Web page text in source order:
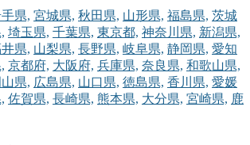
県, 宮城県, 秋田県, 山形県, 福島県, 茨城
埼玉県, 千葉県, 東京都, 神奈川県, 新潟県,
県, 山梨県, 長野県, 岐阜県, 静岡県, 愛知
京都府, 大阪府, 兵庫県, 奈良県, 和歌山県,
山県, 広島県, 山口県, 徳島県, 香川県, 愛媛
佐賀県, 長崎県, 熊本県, 大分県, 宮崎県, 鹿